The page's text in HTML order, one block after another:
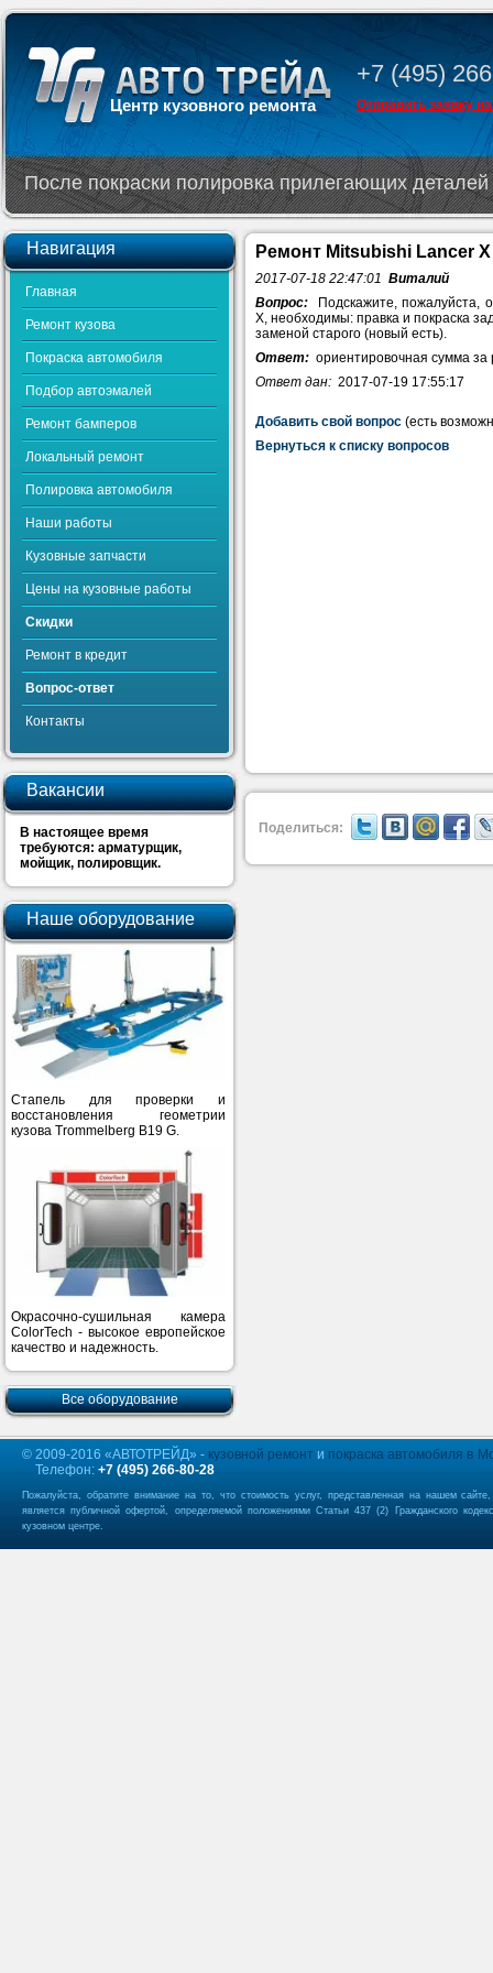
Центр кузовного ремонта
+7 (495)
Отправить заявку
После покраски полировка прилегающих деталей
Навигация
Главная
Ремонт кузова
Покраска автомобиля
Подбор автоэмалей
Ремонт бамперов
Локальный ремонт
Полировка автомобиля
Наши работы
Кузовные запчасти
Цены на кузовные работы
Скидки
Ремонт в кредит
Вопрос-ответ
Контакты
Вакансии
В настоящее время
требуются: арматурщик,
мойщик, полировщик.
Наше оборудование
Стапель для проверки и
восстановления геометрии
кузова Trommelberg B19 G.
Окрасочно-сушильная камера
ColorTech - высокое европейское
качество и надежность.
Все оборудование
Ремонт Mitsubishi Lancer X
2017-07-18 22:47:01 Виталий
Вопрос: Подскажите, пожалуйста,
X, необходимы: правка и покраска
заменой старого (новый есть).
Ответ: ориентировочная сумма за
Ответ дан: 2017-07-19 17:55:17
Добавить свой вопрос (есть
Вернуться к списку вопросов
Поделиться:
© 2009-2016 «АВТОТРЕЙД» - кузовной ремонт и покраска автомобиля в
Телефон: +7 (495) 266-80-28
Пожалуйста, обратите внимание на то, что стоимость услуг, представленная на нашем
является публичной офертой, определяемой положениями Статьи 437 (2) Гражданского
кузовном центре.